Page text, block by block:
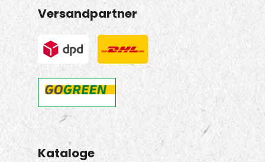
Versandpartner
Kataloge